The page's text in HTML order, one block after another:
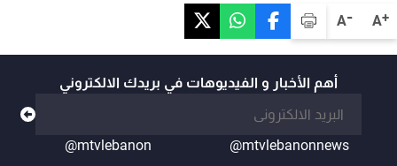
A+
A-
أهم الأخبار و الفيديوهات في بريدك الالكتروني
@mtvlebanonnews
@mtvlebanon